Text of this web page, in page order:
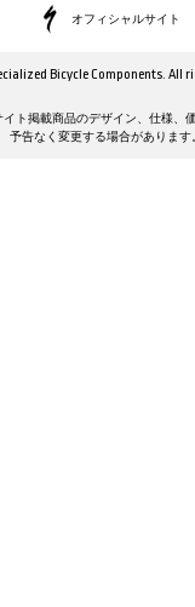
オフィシャルサイト
Bicycle Components. All
イト掲載商品のデザイン、仕様、
予告なく変更する場合があります